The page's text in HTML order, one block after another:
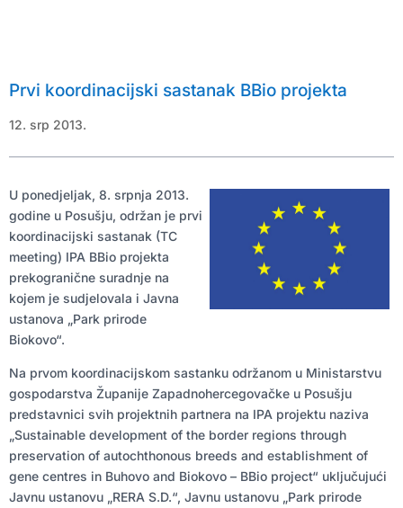
Prvi koordinacijski sastanak BBio projekta
U ponedjeljak, 8. srpnja 2013.
godine u Posušju, održan je prvi
koordinacijski sastanak (TC
meeting) IPA BBio projekta
prekogranične suradnje na
kojem je sudjelovala i Javna
ustanova „Park prirode
Biokovo“.
Na prvom koordinacijskom sastanku održanom u Ministarstvu
gospodarstva Županije Zapadnohercegovačke u Posušju
predstavnici svih projektnih partnera na IPA projektu naziva
„Sustainable development of the border regions through
preservation of autochthonous breeds and establishment of
gene centres in Buhovo and Biokovo – BBio project“ uključujući
Javnu ustanovu „RERA S.D.“, Javnu ustanovu „Park prirode